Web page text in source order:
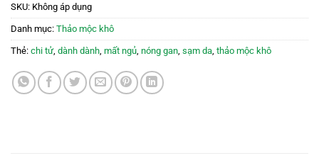
SKU: Không áp dụng
Danh mục: Thảo mộc khô
Thẻ: chi tử, dành dành mất ngủ nóng gan sạm da thảo mộc khô